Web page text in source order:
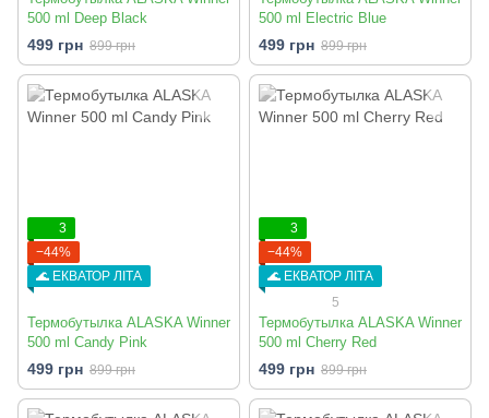
500 ml Deep Black
499 грн 899 грн
500 ml Electric Blue
499 грн 899 грн
3
−44%
🌊 ЕКВАТОР ЛІТА
Термобутылка ALASKA Winner
500 ml Candy Pink
499 грн 899 грн
3
−44%
🌊 ЕКВАТОР ЛІТА
5
Термобутылка ALASKA Winner
500 ml Cherry Red
499 грн 899 грн